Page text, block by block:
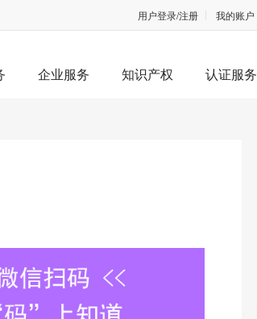
用户登录/注册 我的账户
企业服务 知识产权 认证服务